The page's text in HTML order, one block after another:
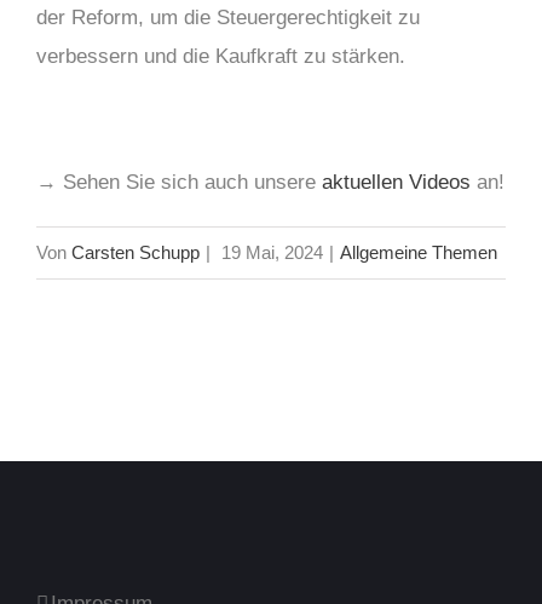
der Reform, um die Steuergerechtigkeit zu
verbessern und die Kaufkraft zu stärken.
→ Sehen Sie sich auch unsere aktuellen Videos an!
Von Carsten Schupp | 19 Mai, 2024 | Allgemeine Themen